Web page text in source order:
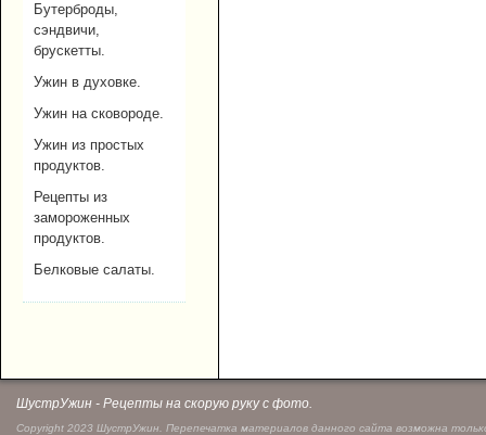
Бутерброды,
сэндвичи,
брускетты.
Ужин в духовке.
Ужин на сковороде.
Ужин из простых
продуктов.
Рецепты из
замороженных
продуктов.
Белковые салаты.
ШустрУжин - Рецепты на скорую руку с фото.
Copyright 2023 ШустрУжин. Перепечатка материалов данного сайта возможна